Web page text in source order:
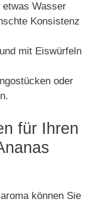
Wasser
Konsistenz
mit Eiswürfeln
oder
für Ihren
können Sie